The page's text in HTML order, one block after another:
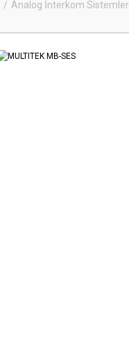
Analog İnterkom Sistemler